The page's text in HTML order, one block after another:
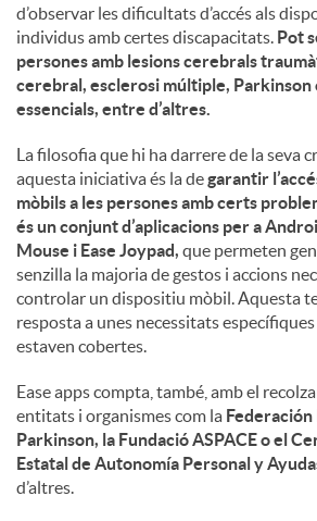
d’observar les dificultats d’accés als
individus amb certes discapacitats. Pot
persones amb lesions cerebrals
cerebral, esclerosi múltiple,
essencials, entre d’altres.
La filosofia que hi ha darrere de la seva
aquesta iniciativa és la degarantir
mòbils a les persones amb certs
és un conjunt d’aplicacions per a
Mouse i Ease Joypad, que permeten
senzilla la majoria de gestos i accions
controlar un dispositiu mòbil. Aquesta
resposta a unes necessitats
estaven cobertes.
Ease apps compta, també, amb el
entitats i organismes com la Federación
Parkinson, la Fundació ASPACE o el
Estatal de Autonomía Personal y
d’altres.